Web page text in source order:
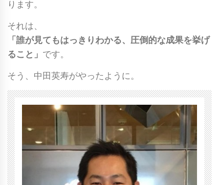
ります。
それは、
「誰が見てもはっきりわかる、圧倒的な成果を挙げ
ること」 です。
そう、中田英寿がやったように。